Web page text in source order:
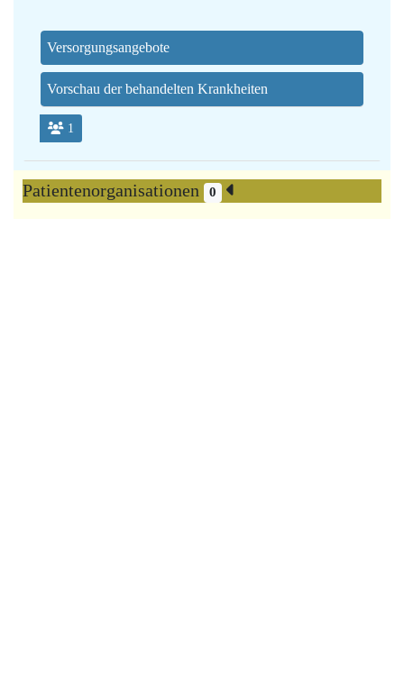
Versorgungsangebote
Vorschau der behandelten Krankheiten
1
Patientenorganisationen 0